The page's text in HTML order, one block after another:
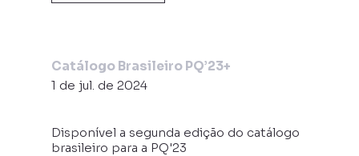
Catálogo Brasileiro PQ’23+
1 de jul. de 2024
Disponível a segunda edição do catálogo
brasileiro para a PQ'23